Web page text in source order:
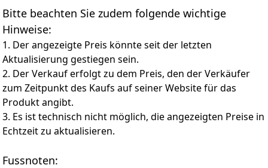
Multi-Plattform-Kompatibilität: Speziell für Zoom und
kabelloses Spielen mit PC, PlayStation 5 3D-Audio,
Nintendo Switch und Mac sowie kristallklares Chatten
über Discord, Skype und TeamSpeak entwickelt
Bitte beachten Sie zudem folgende wichtige
Hinweise:
1. Der angezeigte Preis könnte seit der letzten
Aktualisierung gestiegen sein.
2. Der Verkauf erfolgt zu dem Preis, den der Verkäufer
zum Zeitpunkt des Kaufs auf seiner Website für das
Produkt angibt.
3. Es ist technisch nicht möglich, die angezeigten Preise in
Echtzeit zu aktualisieren.
Fussnoten: